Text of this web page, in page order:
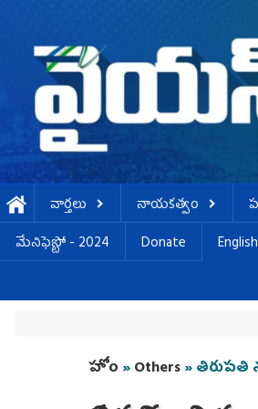
వార్తలు నాయకత్వం
మేనిఫెస్టో - 2024
Donate English
You are here
హోం »Others»